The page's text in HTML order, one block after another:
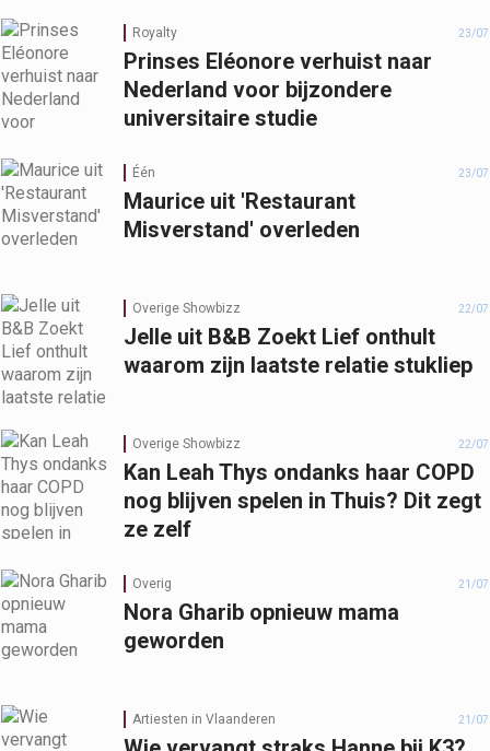
Royalty 23/07
Prinses Eléonore verhuist naar
Nederland voor bijzondere
universitaire studie
Één 23/07
Maurice uit 'Restaurant
Misverstand' overleden
Overige Showbizz 22/07
Jelle uit B&B Zoekt Lief onthult
waarom zijn laatste relatie stukliep
Overige Showbizz 22/07
Kan Leah Thys ondanks haar COPD
nog blijven spelen in Thuis? Dit zegt
ze zelf
Overig 21/07
Nora Gharib opnieuw mama
geworden
Artiesten in Vlaanderen 21/07